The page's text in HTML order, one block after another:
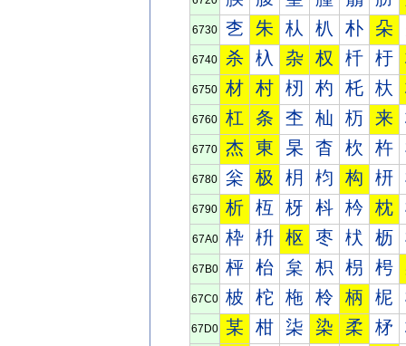
6730 朰 朱 朲 朳 朴 朵
6740 杀 杁 杂 权 杄 杅
6750 材 村 杒 杓 杔 杕
6760 杠 条 杢 杣 杤 来
6770 杰 東 杲 杳 杴 杵
6780 枀 极 枂 枃 构 枅
6790 析 枑 枒 枓 枔 枕
67A0 枠 枡 枢 枣 枤 枥
67B0 枰 枱 枲 枳 枴 枵
67C0 柀 柁 柂 柃 柄 柅
67D0 某 柑 柒 染 柔 柕